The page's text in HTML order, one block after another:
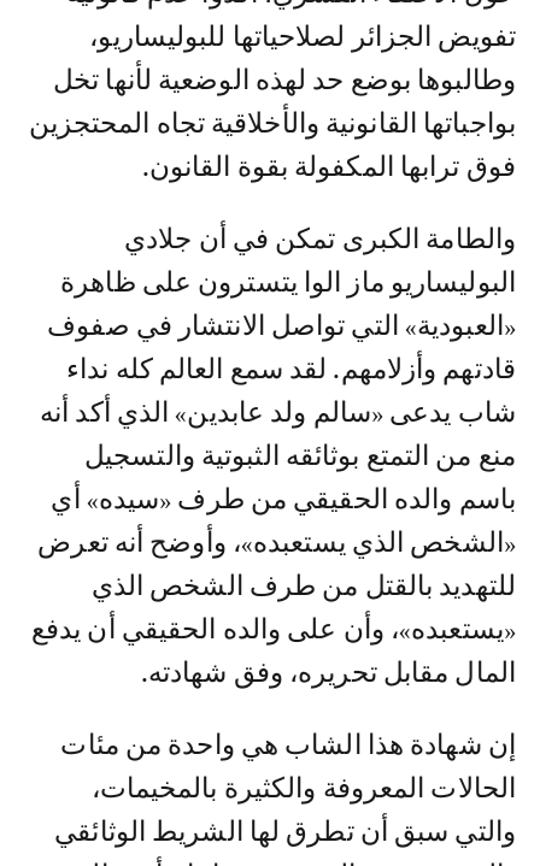
تفويض الجزائر لصلاحياتها للبوليساريو،
وطالبوها بوضع حد لهذه الوضعية لأنها تخل
بواجباتها القانونية والأخلاقية تجاه المحتجزين
فوق ترابها المكفولة بقوة القانون.
والطامة الكبرى تمكن في أن جلادي
البوليساريو ماز الوا يتسترون على ظاهرة
«العبودية» التي تواصل الانتشار في صفوف
قادتهم وأزلامهم. لقد سمع العالم كله نداء
شاب يدعى «سالم ولد عابدين» الذي أكد أنه
منع من التمتع بوثائقه الثبوتية والتسجيل
باسم والده الحقيقي من طرف «سيده» أي
«الشخص الذي يستعبده»، وأوضح أنه تعرض
للتهديد بالقتل من طرف الشخص الذي
«يستعبده»، وأن على والده الحقيقي أن يدفع
المال مقابل تحريره، وفق شهادته.
إن شهادة هذا الشاب هي واحدة من مئات
الحالات المعروفة والكثيرة بالمخيمات،
والتي سبق أن تطرق لها الشريط الوثائقي